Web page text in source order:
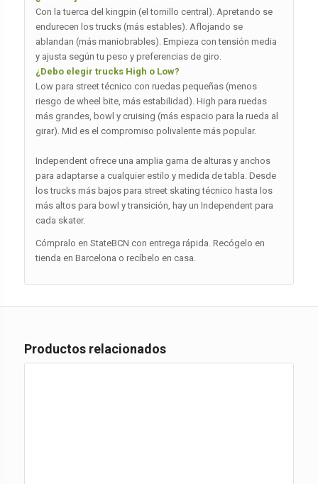
Con la tuerca del kingpin (el tornillo central). Apretando se
endurecen los trucks (más estables). Aflojando se
ablandan (más maniobrables). Empieza con tensión media
y ajusta según tu peso y preferencias de giro.
¿Debo elegir trucks High o Low?
Low para street técnico con ruedas pequeñas (menos
riesgo de wheel bite, más estabilidad). High para ruedas
más grandes, bowl y cruising (más espacio para la rueda al
girar). Mid es el compromiso polivalente más popular.
Independent ofrece una amplia gama de alturas y anchos
para adaptarse a cualquier estilo y medida de tabla. Desde
los trucks más bajos para street skating técnico hasta los
más altos para bowl y transición, hay un Independent para
cada skater.
Cómpralo en StateBCN con entrega rápida. Recógelo en
tienda en Barcelona o recíbelo en casa.
Productos relacionados